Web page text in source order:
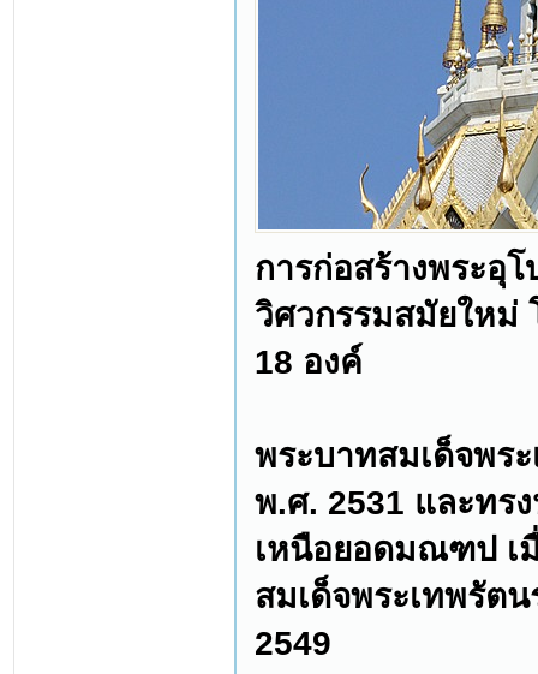
การก่อสร้างพระอุ
วิศวกรรมสมัยใหม่
18 องค์
พระบาทสมเด็จพร
พ.ศ. 2531 และทร
เหนือยอดมณฑป เ
สมเด็จพระเทพรัต
2549